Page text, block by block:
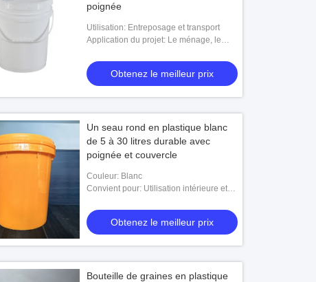
poignée
Utilisation: Entreposage et transport
Application du projet: Le ménage, le
Obtenez le meilleur prix
Un seau rond en plastique blanc
de 5 à 30 litres durable avec
poignée et couvercle
Couleur: Blanc
Convient pour: Utilisation intérieure et
Obtenez le meilleur prix
Bouteille de graines en plastique